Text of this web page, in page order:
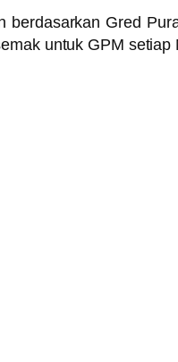
berdasarkan Gred
untuk GPM setiap